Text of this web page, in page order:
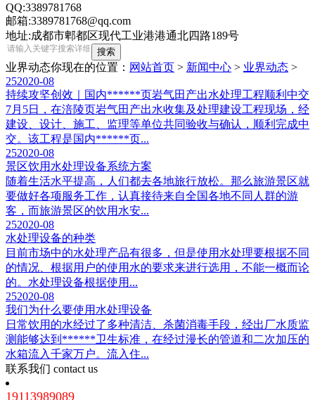
QQ:3389781768
邮箱:3389781768@qq.com
地址:成都市郫都区现代工业港港通北四路189号
业界动态你现在的位置： 网站首页 > 新闻中心 > 业界动态 >
252020-08
持续攻坚创效｜国内******页岩气田产出水处理工程顺利中交
7月5日，在涪陵页岩气田产出水收集及处理建设工程现场，经
建设、设计、施工、监理等单位共同验收与确认，顺利完成中
交。该工程是国内******页...
252020-08
景区饮用水处理设备系统方案
随着生活水平提高，人们都去各地旅行放松。那么旅游景区就
要做好各项服务工作，认真接待来自全国各地不同人群的游
客，而旅游景区的饮用水安...
252020-08
水处理设备的种类
目前市场中的水处理产品有很多，但是使用水处理要根据不同
的情况、根据用户的使用水的要求来进行选用，不能一概而论
的。水处理设备根据使用...
252020-08
我们为什么要使用水处理设备
日常饮用的水经过了多种清洁、杀菌消毒手段，经出厂水质监
测能够达到******卫生标准，在经过漫长的管道和二次加压的
水箱流入千家万户。流入住...
联系我们 contact us
19113989089